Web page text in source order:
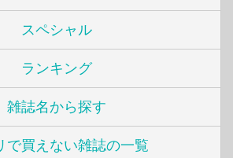
スペシャル
ランキング
雑誌名から探す
で買えない雑誌の一覧